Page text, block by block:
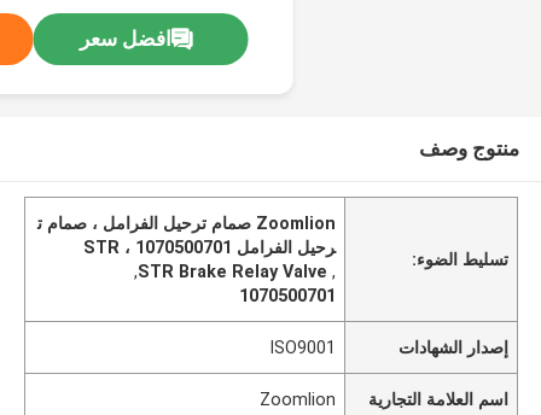
افضل سعر
منتوج وصف
تسليط الضوء:
Zoomlion صمام ترحيل الفرامل ، صمام ت
رحيل الفرامل STR ، 1070500701
,
STR Brake Relay Valve
,
1070500701
إصدار الشهادات ISO9001
اسم العلامة التجارية Zoomlion